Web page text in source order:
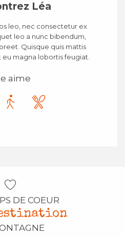
Léa
leo, nec consectetur ex
leo a nunc bibendum,
Quisque quis mattis
eu magna lobortis feugiat.
aime
DE COEUR